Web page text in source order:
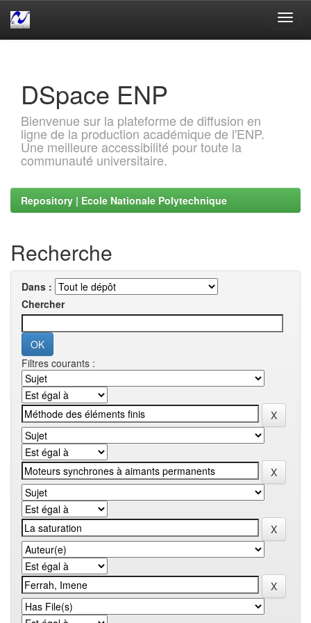
DSpace ENP
Bienvenue sur la plateforme de diffusion en
ligne de la production académique de l'ENP.
Une meilleure accessibilité pour toute la
communauté universitaire.
Repository | Ecole Nationale Polytechnique
Recherche
Dans :
Chercher
Filtres courants :